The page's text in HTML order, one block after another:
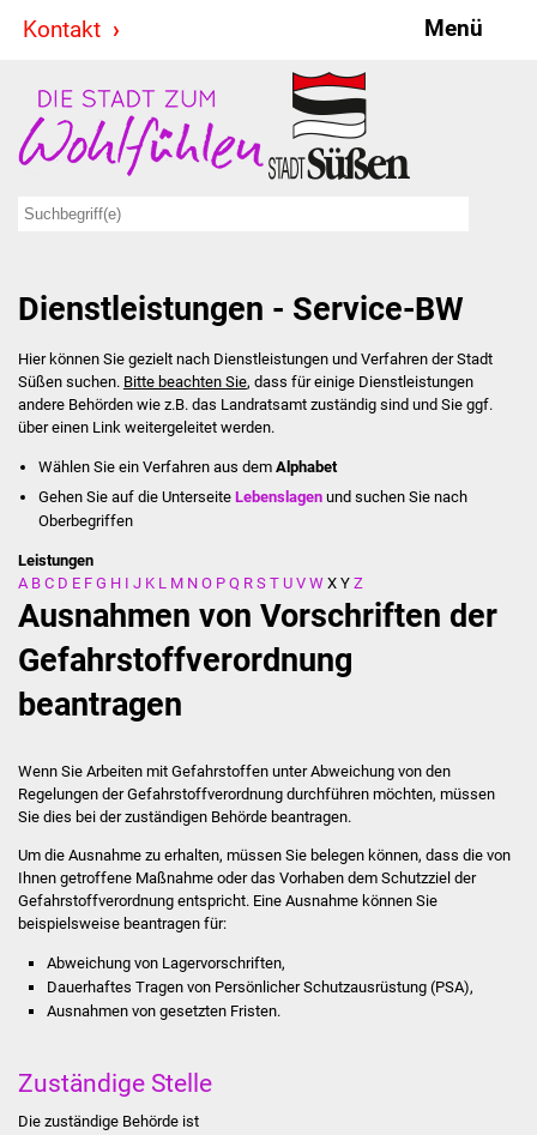
Kontakt Menü
Stadt & Politik
Bürgermeister
Ausschüsse
Ratsinformationssystem
Jugendbeirat
Summerrockfestival
Stadtverwaltung
Kontakt
Veröffentlichungen
FNP / Bebauungspläne
Dienstleistungen - Service-BW
Hier können Sie gezielt nach Dienstleistungen und Verfahren der Stadt
Süßen suchen. Bitte beachten Sie, dass für einige Dienstleistungen
andere Behörden wie z.B. das Landratsamt zuständig sind und Sie ggf.
über einen Link weitergeleitet werden.
Wählen Sie ein Verfahren aus dem Alphabet
Gehen Sie auf die UnterseiteLebenslagen und suchen Sie nach
Oberbegriffen
Leistungen
A B C D E F G H I J K L M N O P Q R S T U V W X Y Z
Ausnahmen von Vorschriften der
Gefahrstoffverordnung
beantragen
Wenn Sie Arbeiten mit Gefahrstoffen unter Abweichung von den
Regelungen der Gefahrstoffverordnung durchführen möchten, müssen
Sie dies bei der zuständigen Behörde beantragen.
Um die Ausnahme zu erhalten, müssen Sie belegen können, dass die von
Ihnen getroffene Maßnahme oder das Vorhaben dem Schutzziel der
Gefahrstoffverordnung entspricht. Eine Ausnahme können Sie
beispielsweise beantragen für:
Abweichung von Lagervorschriften,
Dauerhaftes Tragen von Persönlicher Schutzausrüstung (PSA),
Ausnahmen von gesetzten Fristen.
Zuständige Stelle
Die zuständige Behörde ist